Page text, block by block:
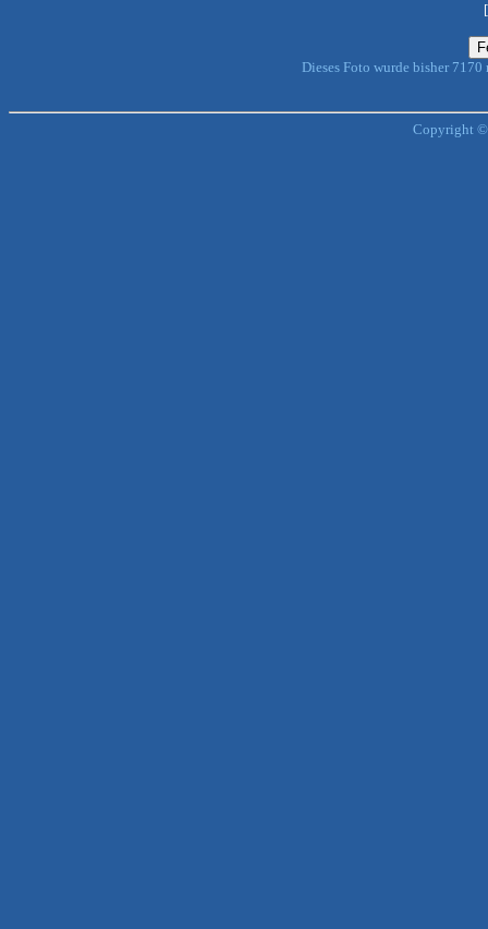
Dieses Foto wurde bisher
Copyright ©